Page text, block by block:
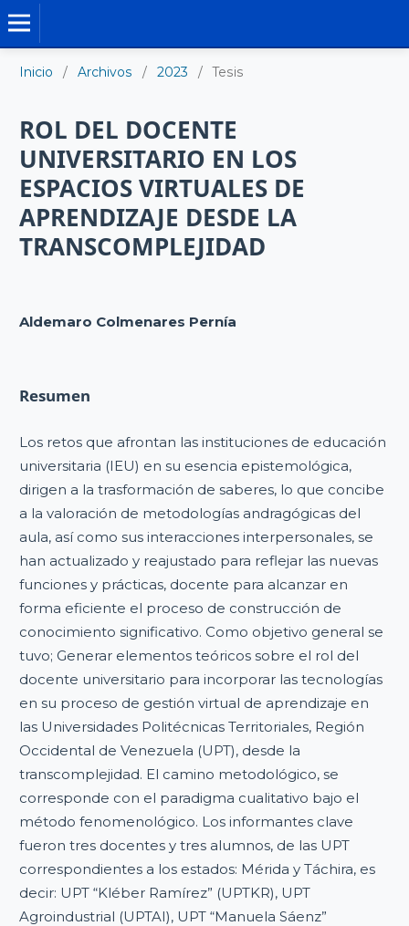
Inicio / Archivos / 2023 / Tesis
ROL DEL DOCENTE
UNIVERSITARIO EN LOS
ESPACIOS VIRTUALES DE
APRENDIZAJE DESDE LA
TRANSCOMPLEJIDAD
Aldemaro Colmenares Pernía
Resumen
Los retos que afrontan las instituciones de educación
universitaria (IEU) en su esencia epistemológica,
dirigen a la trasformación de saberes, lo que concibe
a la valoración de metodologías andragógicas del
aula, así como sus interacciones interpersonales, se
han actualizado y reajustado para reflejar las nuevas
funciones y prácticas, docente para alcanzar en
forma eficiente el proceso de construcción de
conocimiento significativo. Como objetivo general se
tuvo; Generar elementos teóricos sobre el rol del
docente universitario para incorporar las tecnologías
en su proceso de gestión virtual de aprendizaje en
las Universidades Politécnicas Territoriales, Región
Occidental de Venezuela (UPT), desde la
transcomplejidad. El camino metodológico, se
corresponde con el paradigma cualitativo bajo el
método fenomenológico. Los informantes clave
fueron tres docentes y tres alumnos, de las UPT
correspondientes a los estados: Mérida y Táchira, es
decir: UPT “Kléber Ramírez” (UPTKR), UPT
Agroindustrial (UPTAI), UPT “Manuela Sáenz”